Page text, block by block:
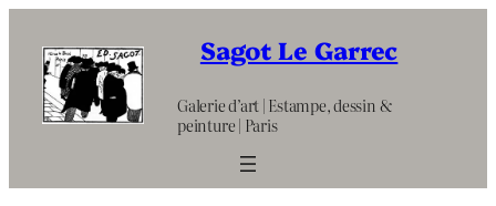
contenu
Sagot Le Garrec
Galerie d’art | Estampe, dessin &
peinture | Paris